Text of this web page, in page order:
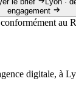
engagement
au
digitale, à